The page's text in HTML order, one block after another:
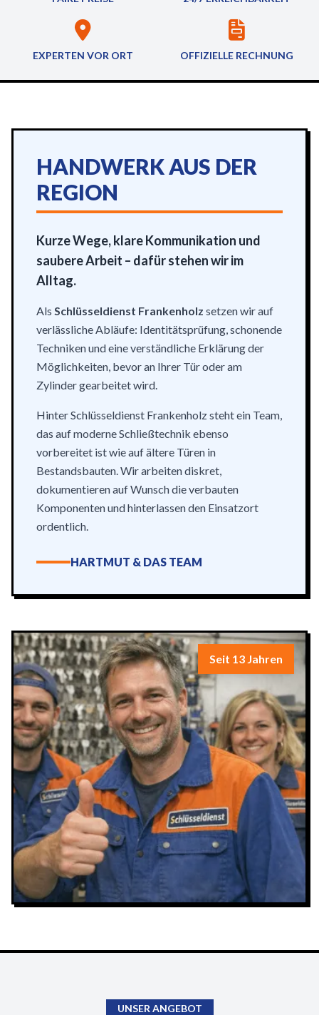
EXPERTEN VOR ORT OFFIZIELLE RECHNUNG
HANDWERK AUS DER
REGION
Kurze Wege, klare Kommunikation und
saubere Arbeit – dafür stehen wir im
Alltag.
Als Schlüsseldienst Frankenholz setzen wir auf
verlässliche Abläufe: Identitätsprüfung, schonende
Techniken und eine verständliche Erklärung der
Möglichkeiten, bevor an Ihrer Tür oder am
Zylinder gearbeitet wird.
Hinter Schlüsseldienst Frankenholz steht ein Team,
das auf moderne Schließtechnik ebenso
vorbereitet ist wie auf ältere Türen in
Bestandsbauten. Wir arbeiten diskret,
dokumentieren auf Wunsch die verbauten
Komponenten und hinterlassen den Einsatzort
ordentlich.
HARTMUT & DAS TEAM
Seit 13 Jahren
UNSER ANGEBOT